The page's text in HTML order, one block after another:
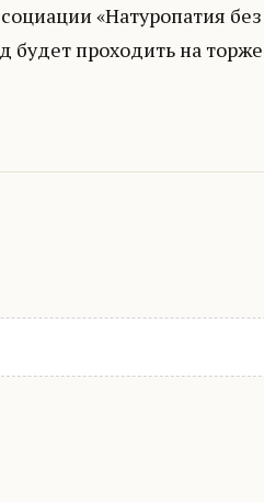
«Натуропатия
будет проходить на